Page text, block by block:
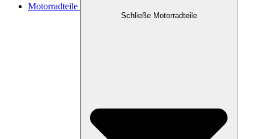
Motorradteile
Schließe Motorradteile